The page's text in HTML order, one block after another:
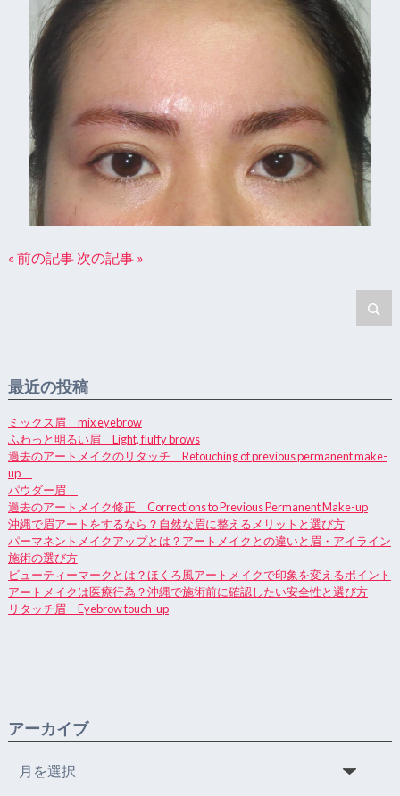
« 前の記事 次の記事 »
最近の投稿
ミックス眉 mix eyebrow
ふわっと明るい眉 Light, fluffy brows
過去のアートメイクのリタッチ Retouching of previous permanent make-
up
パウダー眉
過去のアートメイク修正 Corrections to Previous Permanent Make-up
沖縄で眉アートをするなら？自然な眉に整えるメリットと選び方
パーマネントメイクアップとは？アートメイクとの違いと眉・アイライン
施術の選び方
ビューティーマークとは？ほくろ風アートメイクで印象を変えるポイント
アートメイクは医療行為？沖縄で施術前に確認したい安全性と選び方
リタッチ眉 Eyebrow touch-up
アーカイブ
ー